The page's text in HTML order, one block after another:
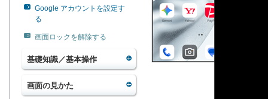
Google アカウントを設定す
る
画面ロックを解除する
基礎知識／基本操作
画面の見かた